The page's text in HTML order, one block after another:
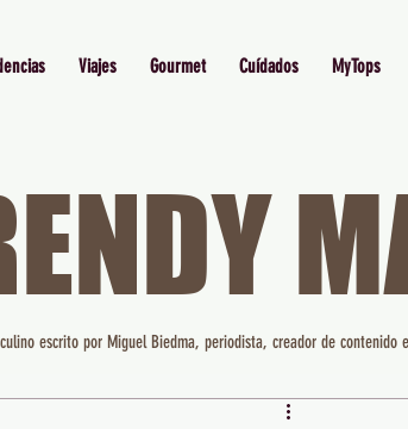
Viajes Gourmet Cuídados MyTops
escrito por Miguel Biedma, periodista, creador de contenido